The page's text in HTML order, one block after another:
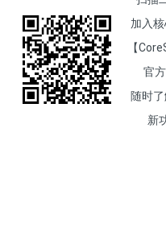
加入
【
官
随时
新